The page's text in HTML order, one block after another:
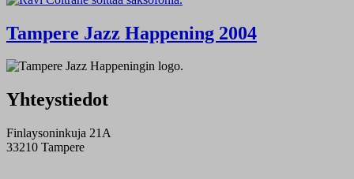
Tampere Jazz Happening 2004
Yhteystiedot
Finlaysoninkuja 21A
33210 Tampere